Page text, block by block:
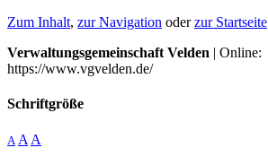
Zum Inhalt, zur Navigation oderzur Startseite
Verwaltungsgemeinschaft Velden | Online:
https://www.vgvelden.de/
Schriftgröße
A A A